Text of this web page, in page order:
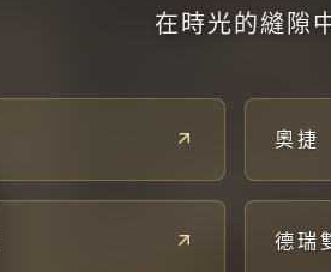
在時光的縫隙
奧捷
德瑞